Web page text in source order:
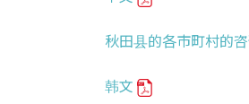
秋田县的各市町村的
韩文